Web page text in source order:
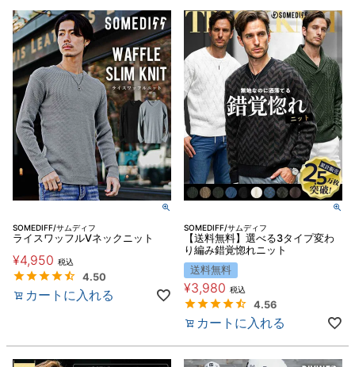
SOMEDIFF/サムディフ
ライスワッフルVネックニット
¥4,950 税込
4.50
カートに入れる
SOMEDIFF/サムディフ
【送料無料】選べる3タイプ変わ
り編み錯覚惚れニット
送料無料
¥3,980 税込
4.56
カートに入れる